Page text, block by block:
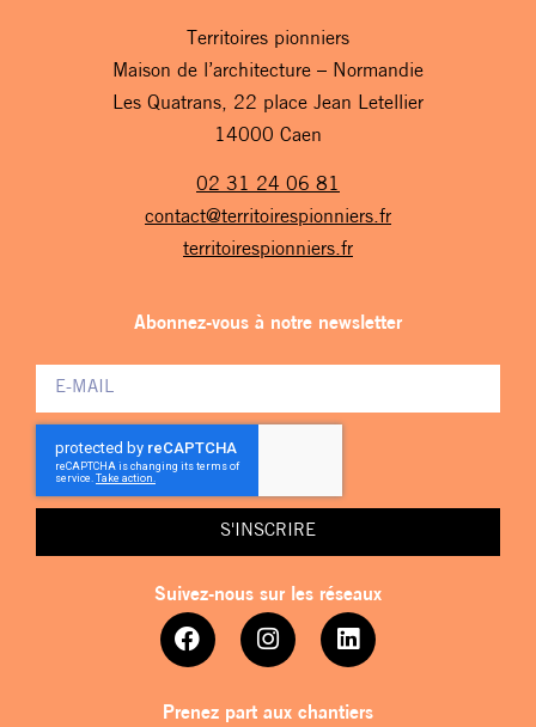
Territoires pionniers
Maison de l’architecture – Normandie
Les Quatrans, 22 place Jean Letellier
14000 Caen
02 31 24 06 81
contact@territoirespionniers.fr
territoirespionniers.fr
Abonnez-vous à notre newsletter
S'INSCRIRE
Suivez-nous sur les réseaux
Prenez part aux chantiers